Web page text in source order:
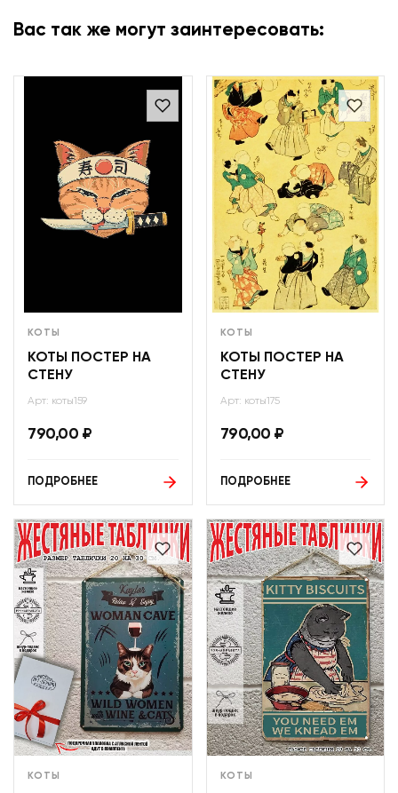
Вас так же могут заинтересовать:
КОТЫ
КОТЫ ПОСТЕР НА
СТЕНУ
Арт: коты159
790,00 ₽
ПОДРОБНЕЕ
КОТЫ
КОТЫ ПОСТЕР НА
СТЕНУ
Арт: коты175
790,00 ₽
ПОДРОБНЕЕ
КОТЫ КОТЫ